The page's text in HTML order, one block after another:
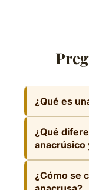
¿Qué es
al primer
débil.
como
¿Qué
anacrúsico
reales
¿Cómo se